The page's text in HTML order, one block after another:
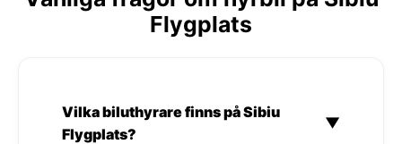
Flygplats
Vilka biluthyrare finns på Sibiu
Flygplats?
▼